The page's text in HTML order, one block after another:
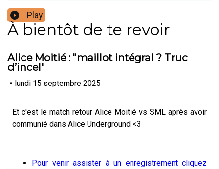
Play
À bientôt de te revoir
Alice Moitié : "maillot intégral ? Truc
d’incel"
• lundi 15 septembre 2025
Et c'est le match retour Alice Moitié vs SML après avoir
communié dans Alice Underground <3
Pour venir assister à un enregistrement cliquez